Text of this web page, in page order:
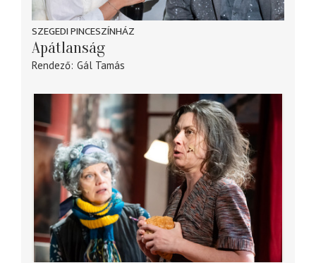
SZEGEDI PINCESZÍNHÁZ
Apátlanság
Rendező Gál Tamás